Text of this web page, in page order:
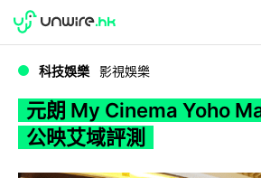
WWDC 2026
科技娛樂 影視娛樂
元朗 My Cinema Yoho
公映艾域評測